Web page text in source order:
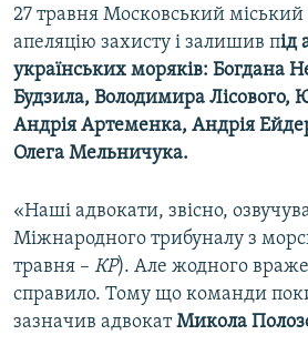
27 травня Московський міський
апеляцію захисту і залишив під
українських моряків: Богдана
Будзила, Володимира Лісового,
Андрія Артеменка, Андрія
Олега Мельничука.
«Наші адвокати, звісно,
Міжнародного трибуналу з
травня – КР). Але жодного
справило. Тому що команди
зазначив адвокатМикола